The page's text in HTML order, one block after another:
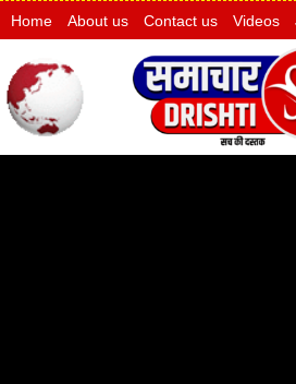
Home About us Contact us Videos